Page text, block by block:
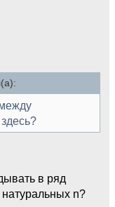
в ряд
n?